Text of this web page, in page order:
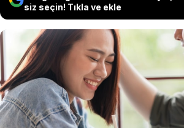
siz seçin! Tıkla ve ekle
Çin'de gençler,
flört etmeyi öğrenmek
başvuruyor. Haftada 7
uygulamadan, yapay zekâ